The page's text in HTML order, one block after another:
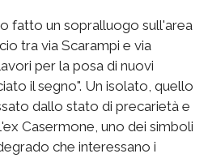
fatto un sopralluogo sull'area
tra via Scarampi e via
per la posa di nuovi
il segno". Un isolato, quello
dallo stato di precarietà e
Casermone, uno dei simboli
che interessano i